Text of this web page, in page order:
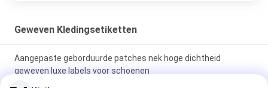
Geweven Kledingsetiketten
Aangepaste geborduurde patches nek hoge dichtheid
geweven luxe labels voor schoenen